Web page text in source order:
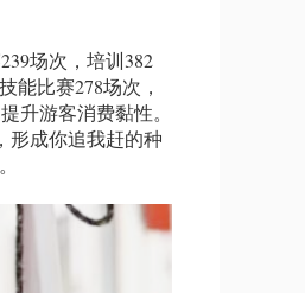
场次，培训382
能比赛278场次，
升游客消费黏性。
形成你追我赶的种